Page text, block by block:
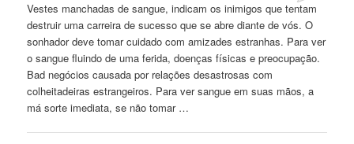
Vestes manchadas de sangue, indicam os inimigos que tentam
destruir uma carreira de sucesso que se abre diante de vós. O
sonhador deve tomar cuidado com amizades estranhas. Para ver
o sangue fluindo de uma ferida, doenças físicas e preocupação.
Bad negócios causada por relações desastrosas com
colheitadeiras estrangeiros. Para ver sangue em suas mãos, a
má sorte imediata, se não tomar …